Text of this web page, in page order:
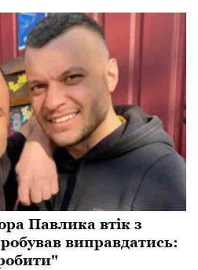
Павлика втік з
виправдатись: